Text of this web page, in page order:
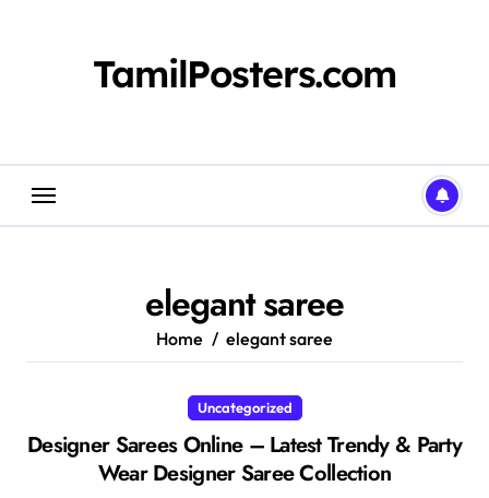
TamilPosters.com
elegant saree
Home elegant saree
Uncategorized
Designer Sarees Online – Latest Trendy & Party
Wear Designer Saree Collection